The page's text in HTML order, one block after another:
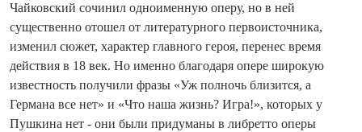
Чайковский сочинил одноименную оперу, но в ней
существенно отошел от литературного первоисточника,
изменил сюжет, характер главного героя, перенес время
действия в 18 век. Но именно благодаря опере широкую
известность получили фразы «Уж полночь близится, а
Германа все нет» и «Что наша жизнь? Игра!», которых у
Пушкина нет - они были придуманы в либретто оперы